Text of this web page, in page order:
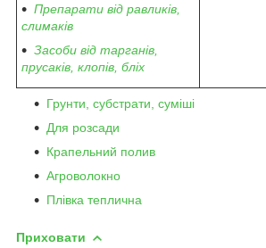
Препарати від равликів,
слимаків
Засоби від тарганів,
прусаків, клопів, бліх
Грунти, субстрати, суміші
Для розсади
Крапельний полив
Агроволокно
Плівка теплична
Приховати